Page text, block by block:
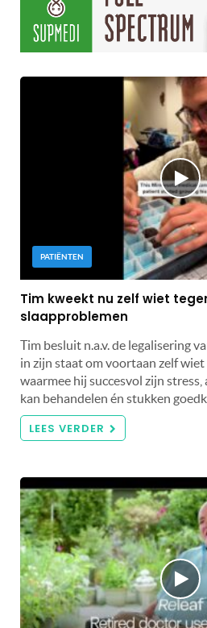
PATIËNTEN
Tim kweekt nu zelf wiet
slaapproblemen
Tim besluit n.a.v. de legalisering
in zijn staat om voortaan zelf wiet
waarmee hij succesvol zijn stress,
kan behandelen én stukken
LEES VERDER